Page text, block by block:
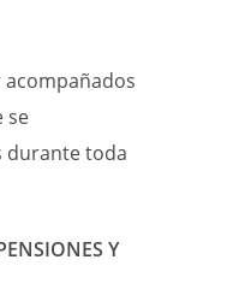
se
durante toda
Y